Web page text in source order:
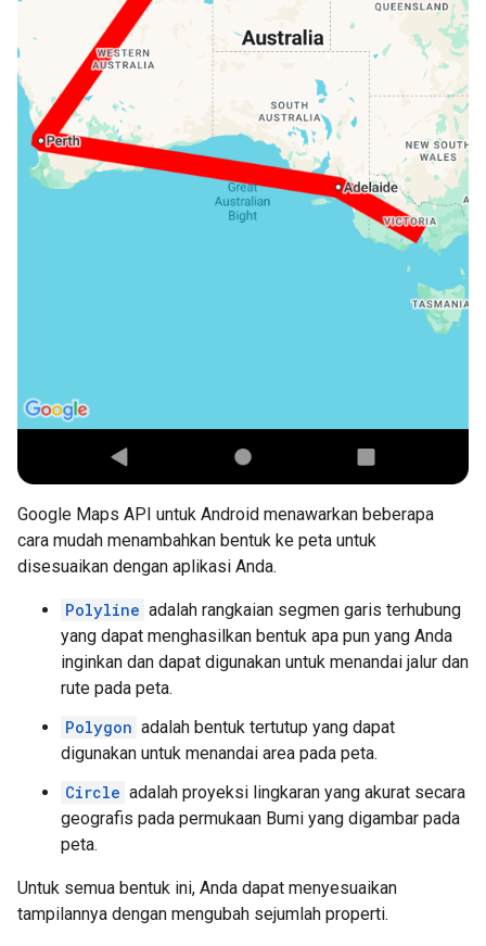
Google Maps API untuk Android menawarkan beberapa
cara mudah menambahkan bentuk ke peta untuk
disesuaikan dengan aplikasi Anda.
Polyline adalah rangkaian segmen garis terhubung
yang dapat menghasilkan bentuk apa pun yang Anda
inginkan dan dapat digunakan untuk menandai jalur dan
rute pada peta.
Polygon adalah bentuk tertutup yang dapat
digunakan untuk menandai area pada peta.
Circle adalah proyeksi lingkaran yang akurat secara
geografis pada permukaan Bumi yang digambar pada
peta.
Untuk semua bentuk ini, Anda dapat menyesuaikan
tampilannya dengan mengubah sejumlah properti.